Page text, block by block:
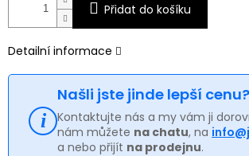
Přidat do košíku
Detailní informace
Našli jste jinde lepší cenu?
Kontaktujte nás a my vám ji
nám můžete na chatu, na
a nebo přijít na prodejnu.